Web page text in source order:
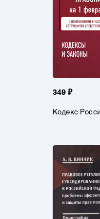
349 ₽
Кодекс
изменениями,